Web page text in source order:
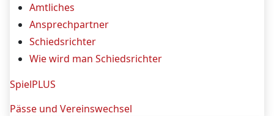
Amtliches
Ansprechpartner
Schiedsrichter
Wie wird man Schiedsrichter
SpielPLUS
Pässe und Vereinswechsel